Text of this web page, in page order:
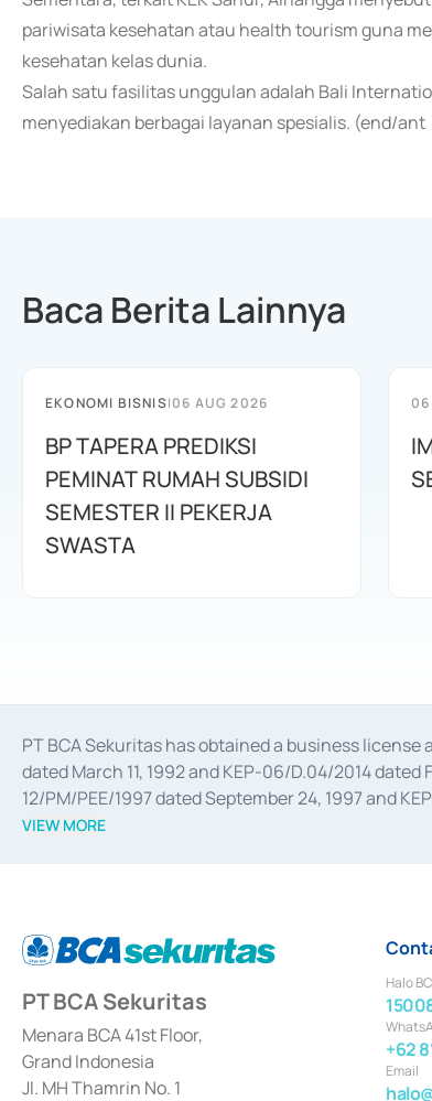
pariwisata kesehatan atau health tourism guna
kesehatan kelas dunia.
Salah satu fasilitas unggulan adalah Bali
menyediakan berbagai layanan spesialis. (end/ant
Baca Berita Lainnya
EKONOMI BISNIS|06 AUG 2026
BP TAPERA PREDIKSI
PEMINAT RUMAH SUBSIDI
SEMESTER II PEKERJA
SWASTA
PT BCA Sekuritas has obtained a business
dated March 11, 1992 and KEP-06/D.04/2014
12/PM/PEE/1997 dated September 24, 1997 and
divestments, and joint ventures based on the
Settlement of Commercial Paper Transactions
VIEW MORE
PT BCA Sekuritas
Menara BCA 41st Floor,
Grand Indonesia
Jl. MH Thamrin No. 1
Halo
+62
Email